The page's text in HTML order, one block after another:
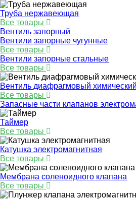
Труба нержавеющая
Все товары
Вентиль запорный
Вентили запорные чугунные
Все товары
Вентили запорные стальные
Все товары
Вентиль диафрагмовый химический
Все товары
Запасные части клапанов
Таймер
Все товары
Катушка электромагнитная
Все товары
Мембрана соленоидного клапана
Все товары